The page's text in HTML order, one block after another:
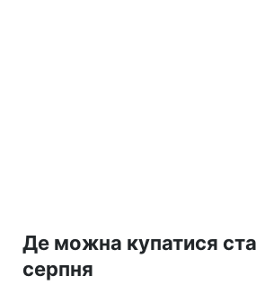
Де можна купатися
серпня